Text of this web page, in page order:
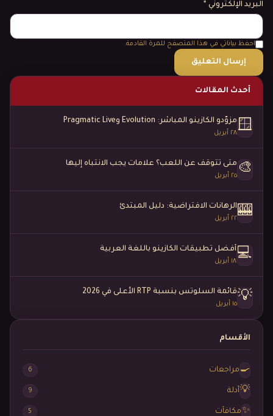
البريد الإلكتروني *
احفظ بياناتي في هذا المتصفح للمرة القادمة.
أحدث المقالات
🪟 مزوّدو الكازينو المباشر: Evolution وPragmatic Live
٢٨ أبريل
🎨 متى تتوقف عن اللعب؟ علامات يجب الانتباه إليها
٢٥ أبريل
🎰الرهانات الافتراضية: دليل المبتدئ
٢٢ أبريل
💻 أفضل تطبيقات الكازينو باللغة العربية
١٨ أبريل
💡 قائمة السلوتس بنسبة RTP الأعلى في 2026
١٥ أبريل
الأقسام
🍳 مراجعات 6
💡 أدلة 9
✨ مكافآت 5